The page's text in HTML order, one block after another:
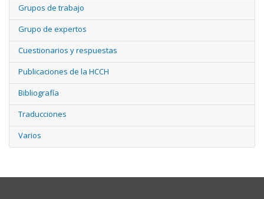
Grupos de trabajo
Grupo de expertos
Cuestionarios y respuestas
Publicaciones de la HCCH
Bibliografía
Traducciones
Varios